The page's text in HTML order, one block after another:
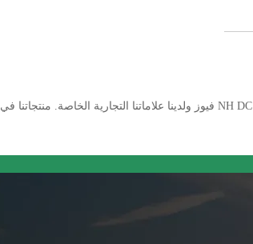
الجودة العالية NH DC gPV فيوز ليست متينة فحسب ، ولكنها أيضًا سريعة التسليم ومتاحة. Yinrong هو مصنع ومورد محترف في الصين NH DC gPV فيوز ولدينا علاماتنا التجارية الخاصة. منتجاتنا في